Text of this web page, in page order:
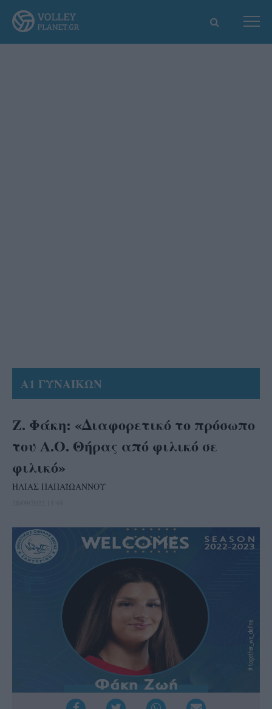
Α1 ΓΥΝΑΙΚΩΝ
Ζ. Φάκη: «Διαφορετικό το πρόσωπο
του Α.Ο. Θήρας από φιλικό σε
φιλικό»
ΗΛΙΑΣ ΠΑΠΑΪΩΑΝΝΟΥ